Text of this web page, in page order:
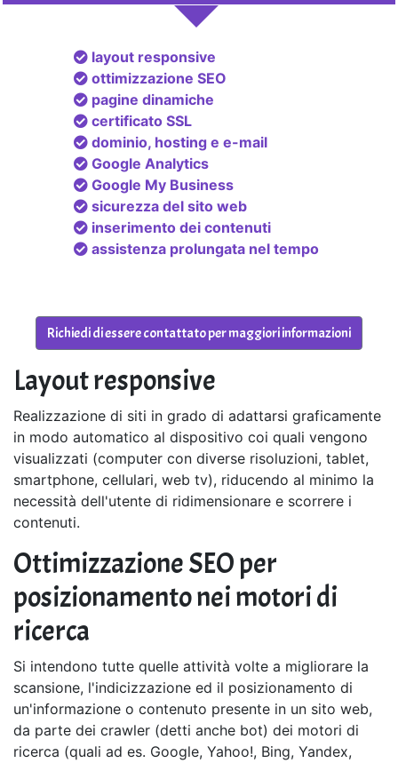
layout responsive
ottimizzazione SEO
pagine dinamiche
certificato SSL
dominio, hosting e e-mail
Google Analytics
Google My Business
sicurezza del sito web
inserimento dei contenuti
assistenza prolungata nel tempo
Richiedi di essere contattato per maggiori informazioni
Layout responsive
Realizzazione di siti in grado di adattarsi graficamente
in modo automatico al dispositivo coi quali vengono
visualizzati (computer con diverse risoluzioni, tablet,
smartphone, cellulari, web tv), riducendo al minimo la
necessità dell'utente di ridimensionare e scorrere i
contenuti.
Ottimizzazione SEO per
posizionamento nei motori di
ricerca
Si intendono tutte quelle attività volte a migliorare la
scansione, l'indicizzazione ed il posizionamento di
un'informazione o contenuto presente in un sito web,
da parte dei crawler (detti anche bot) dei motori di
ricerca (quali ad es. Google, Yahoo!, Bing, Yandex,